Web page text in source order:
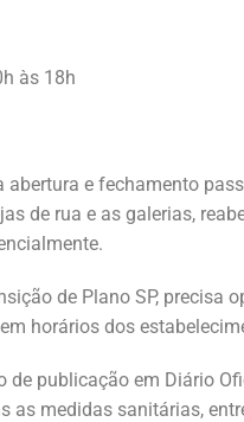
às 18h
abertura e fechamento
de rua e as galerias,
de Plano SP, precisa
horários dos
publicação em Diário
as medidas sanitárias,